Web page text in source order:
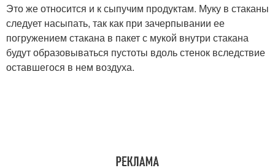
Это же относится и к сыпучим продуктам. Муку в стаканы
следует насыпать, так как при зачерпывании ее
погружением стакана в пакет с мукой внутри стакана
будут образовываться пустоты вдоль стенок вследствие
оставшегося в нем воздуха.